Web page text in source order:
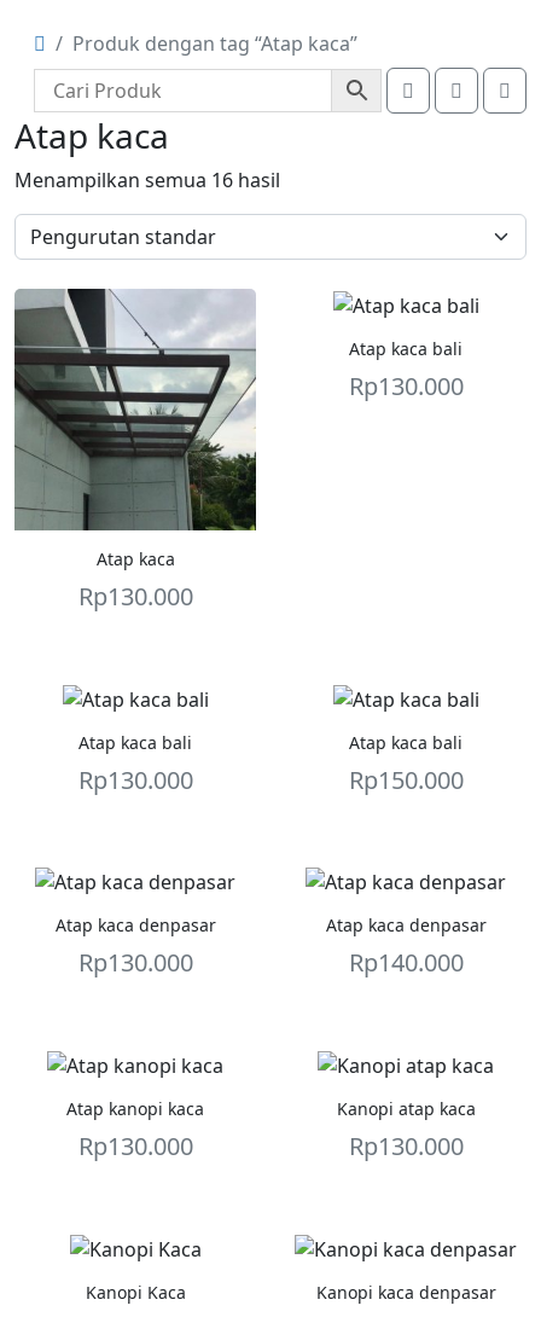
Produk dengan tag “Atap kaca”
Account
Atap kaca
Menampilkan semua 16 hasil
Atap kaca
Rp130.000
Atap kaca bali
Rp130.000
Atap kaca bali
Rp130.000
Atap kaca bali
Rp150.000
Atap kaca denpasar
Rp130.000
Atap kaca denpasar
Rp140.000
Atap kanopi kaca
Rp130.000
Kanopi atap kaca
Rp130.000
Kanopi Kaca Kanopi kaca denpasar